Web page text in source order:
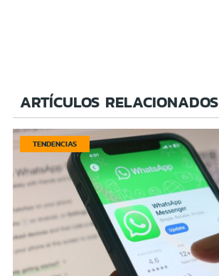
ARTÍCULOS RELACIONADOS
TENDENCIAS